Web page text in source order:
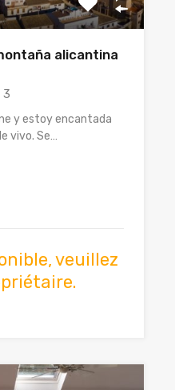
alicantina
3
y estoy encantada
vivo. Se…
veuillez